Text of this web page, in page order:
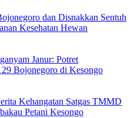
dan Disnakkan Sentuh
Kesehatan Hewan
Janur: Potret
Bojonegoro di Kesongo
Kehangatan Satgas TMMD
Petani Kesongo